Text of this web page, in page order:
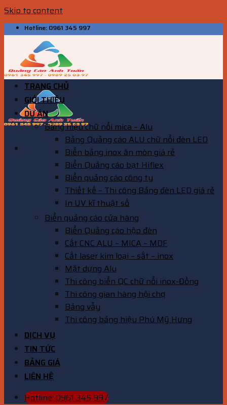
Skip to content
Hotline: 0961 345 997
TRANG CHỦ
GIỚI THIỆU
DỰ ÁN
Bảng hiệu chữ nổi mica – Alu
Bảng Quảng cáo ALU chữ nổi đèn LED
Biển bảng inox ăn mòn giá rẻ
Biển Quảng cáo bạt Hiflex
Biển quảng cáo công ty
Thiết kế – Thi công Bảng đèn LED giá rẻ
In UV kĩ thuật số
Biển quảng cáo cửa hàng
Biển Quảng cáo hộp đèn
Cắt CNC ALU – MICA – MDF
Cắt laser kim loại – sắt – inox
Mặt dựng Alu
Thi công biển QC chữ nổi inox-Đồng
Thi công gian hàng hội chợ
Bảng vẫy
Thi công bảng hiệu Phú Mỹ Hưng
DỊCH VỤ
TIN TỨC
BẢNG GIÁ
LIÊN HỆ
Hotline: 0961 345 997